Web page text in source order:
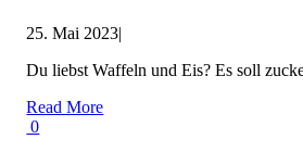
25. Mai 2023|
Du liebst Waffeln und Eis? Es soll
Read More
0